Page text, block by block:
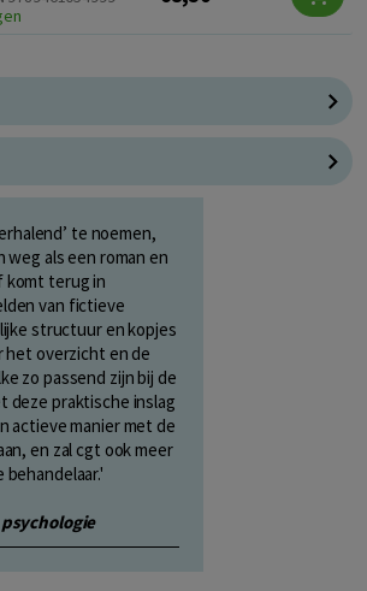
te noemen,
als een roman en
komt terug in
van fictieve
structuur en kopjes
het overzicht en de
zo passend zijn bij de
deze praktische inslag
actieve manier met de
en zal cgt ook meer
behandelaar.'